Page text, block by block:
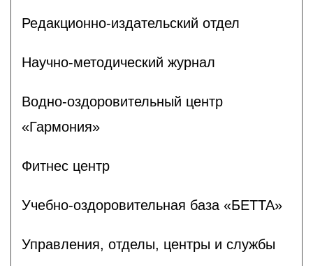
Редакционно-издательский отдел
Научно-методический журнал
Водно-оздоровительный центр
«Гармония»
Фитнес центр
Учебно-оздоровительная база «БЕТТА»
Управления, отделы, центры и службы